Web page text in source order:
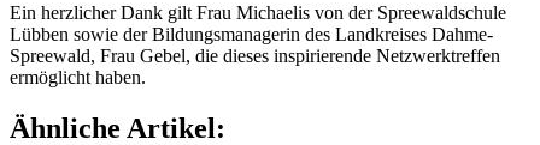
Ein herzlicher Dank gilt Frau Michaelis von der Spreewaldschule
Lübben sowie der Bildungsmanagerin des Landkreises Dahme-
Spreewald, Frau Gebel, die dieses inspirierende Netzwerktreffen
ermöglicht haben.
Ähnliche Artikel: